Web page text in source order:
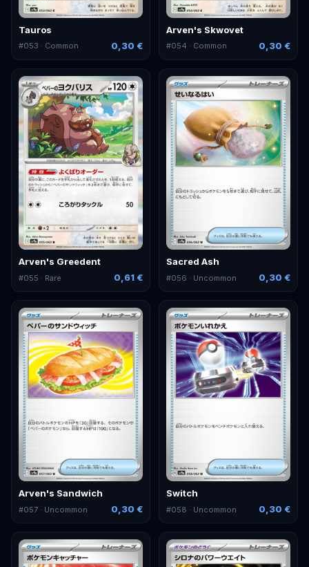
Tauros
#053 · Common 0,30 €
Arven's Skwovet
#054 · Common 0,30 €
Arven's Greedent
#055 · Rare 0,61 €
Sacred Ash
#056 · Uncommon 0,30 €
Arven's Sandwich
#057 · Uncommon 0,30 €
Switch
#058 · Uncommon 0,30 €